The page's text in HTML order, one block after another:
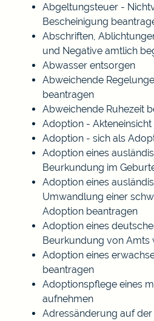
Abgeltungsteuer -
Bescheinigung
Abschriften,
und Negative amtlich
Abwasser entsorgen
Abweichende
beantragen
Abweichende Ruhezeit
Adoption -
Adoption - sich als
Adoption eines
Beurkundung im
Adoption eines
Umwandlung einer
Adoption beantragen
Adoption eines
Beurkundung von Amts
Adoption eines
beantragen
Adoptionspflege eines
aufnehmen
Adressänderung auf